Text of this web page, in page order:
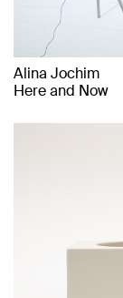
Alina Jochim
Here and Now